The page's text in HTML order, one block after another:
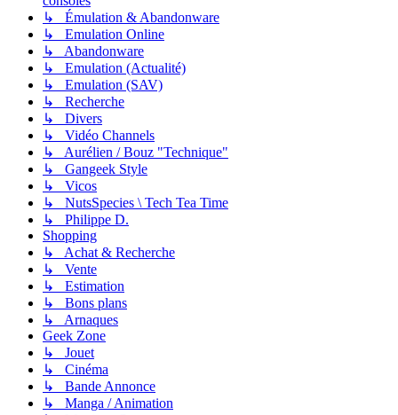
↳ Émulation & Abandonware
↳ Emulation Online
↳ Abandonware
↳ Emulation (Actualité)
↳ Emulation (SAV)
↳ Recherche
↳ Divers
↳ Vidéo Channels
↳ Aurélien / Bouz "Technique"
↳ Gangeek Style
↳ Vicos
↳ NutsSpecies \ Tech Tea Time
↳ Philippe D.
Shopping
↳ Achat & Recherche
↳ Vente
↳ Estimation
↳ Bons plans
↳ Arnaques
Geek Zone
↳ Jouet
↳ Cinéma
↳ Bande Annonce
↳ Manga / Animation